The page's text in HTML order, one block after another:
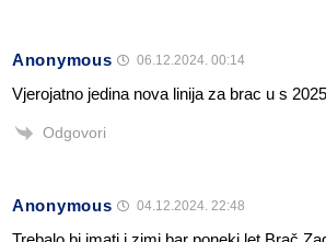
Anonymous 06.12.2024. 00:14
Vjerojatno jedina nova linija za brac u s
Odgovori
Anonymous 04.12.2024. 22:48